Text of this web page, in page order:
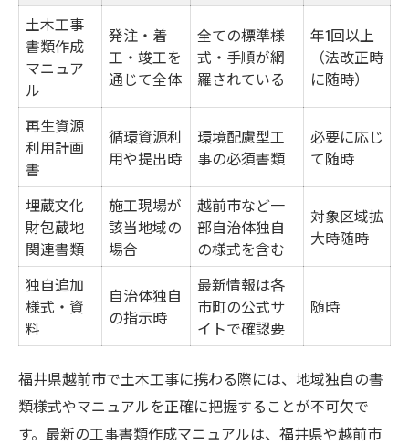
土木工事
書類作成
マニュア
ル
発注・着
工・竣工を
通じて全体
全ての標準様
式・手順が網
羅されている
年1回以上
（法改正時
に随時）
再生資源
利用計画
書
循環資源利
用や提出時
環境配慮型工
事の必須書類
必要に応じ
て随時
埋蔵文化
財包蔵地
関連書類
施工現場が
該当地域の
場合
越前市など一
部自治体独自
の様式を含む
対象区域拡
大時随時
独自追加
様式・資
料
自治体独自
の指示時
最新情報は各
市町の公式サ
イトで確認要
随時
福井県越前市で土木工事に携わる際には、地域独自の書
類様式やマニュアルを正確に把握することが不可欠で
す。最新の工事書類作成マニュアルは、福井県や越前市